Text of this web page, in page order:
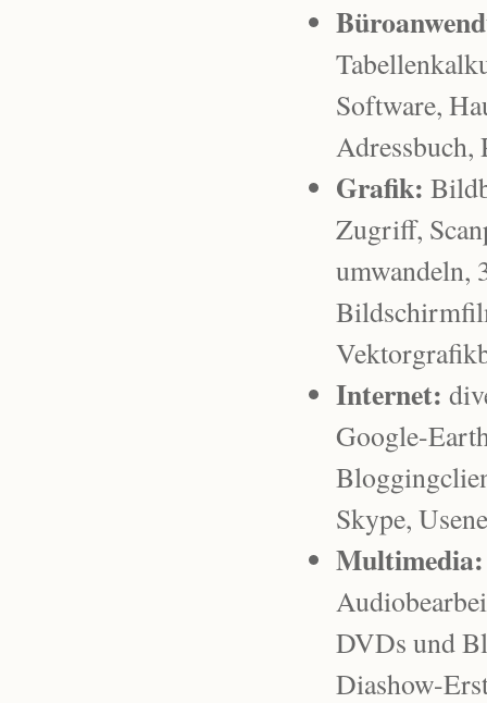
Software,
Adressbuch,
Grafik:
Zugriff,
umwandeln,
Internet:
Google-
Skype,
Multimedia:
DVDs und
Diashow-